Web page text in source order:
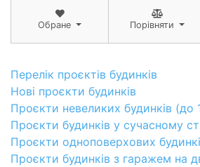
Обране Порівняти
Перелік проєктів будинків
Нові проєкти будинків
Проєкти невеликих будинків (до
Проєкти будинків у сучасному
Проєкти одноповерхових
Проєкти будинків з гаражем на